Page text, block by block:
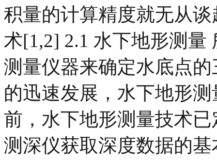
积量的计算精度就无从
术[1,2] 2.1 水下地形测
测量仪器来确定水底点
的迅速发展，水下地形
前，水下地形测量技术
测深仪获取深度数据的